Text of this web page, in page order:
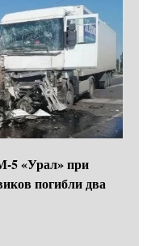
5 «Урал» при
погибли два